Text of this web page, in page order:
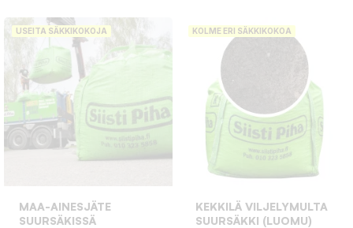
USEITA SÄKKIKOKOJA
MAA-AINESJÄTE
SUURSÄKISSÄ
KOLME ERI SÄKKIKOKOA
KEKKILÄ VILJELYMULTA
SUURSÄKKI (LUOMU)